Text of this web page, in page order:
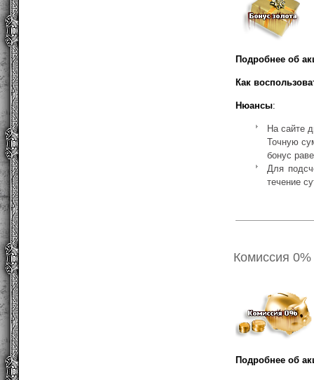
Подробнее об
Как
Нюансы:
На сайте
Точную
бонус
Для
течение
Комиссия 0%
Подробнее об